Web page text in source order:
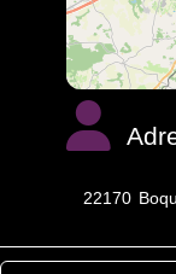
22170